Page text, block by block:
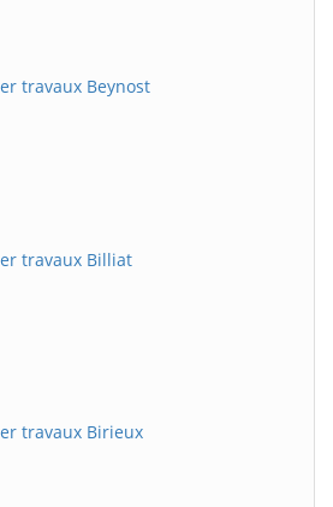
travaux Beynost
travaux Billiat
travaux Birieux